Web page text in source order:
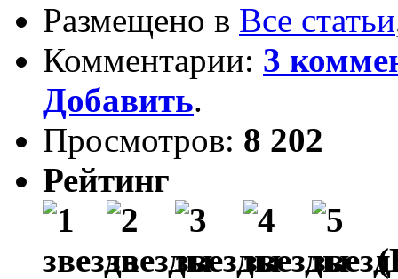
Размещено в Все статьи
Комментарии: 3
Добавить.
Просмотров: 8 202
Рейтинг